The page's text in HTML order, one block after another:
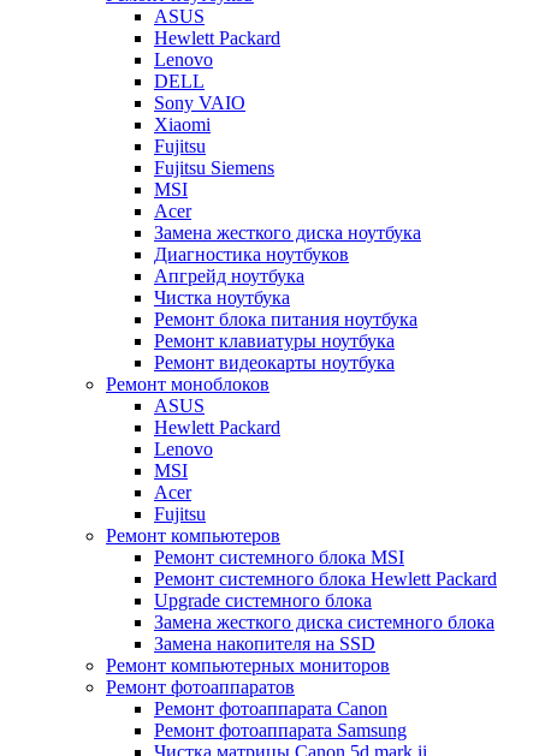
ASUS
Hewlett Packard
Lenovo
DELL
Sony VAIO
Xiaomi
Fujitsu
Fujitsu Siemens
MSI
Acer
Замена жесткого диска ноутбука
Диагностика ноутбуков
Апгрейд ноутбука
Чистка ноутбука
Ремонт блока питания ноутбука
Ремонт клавиатуры ноутбука
Ремонт видеокарты ноутбука
Ремонт моноблоков
ASUS
Hewlett Packard
Lenovo
MSI
Acer
Fujitsu
Ремонт компьютеров
Ремонт системного блока MSI
Ремонт системного блока Hewlett Packard
Upgrade системного блока
Замена жесткого диска системного блока
Замена накопителя на SSD
Ремонт компьютерных мониторов
Ремонт фотоаппаратов
Ремонт фотоаппарата Canon
Ремонт фотоаппарата Samsung
Чистка матрицы Canon 5d mark ii